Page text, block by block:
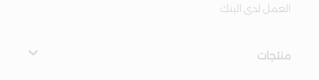
العمل لدى البنك
منتجات